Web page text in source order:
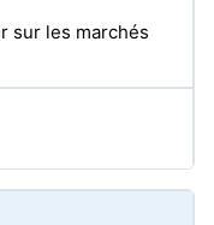
sur les marchés